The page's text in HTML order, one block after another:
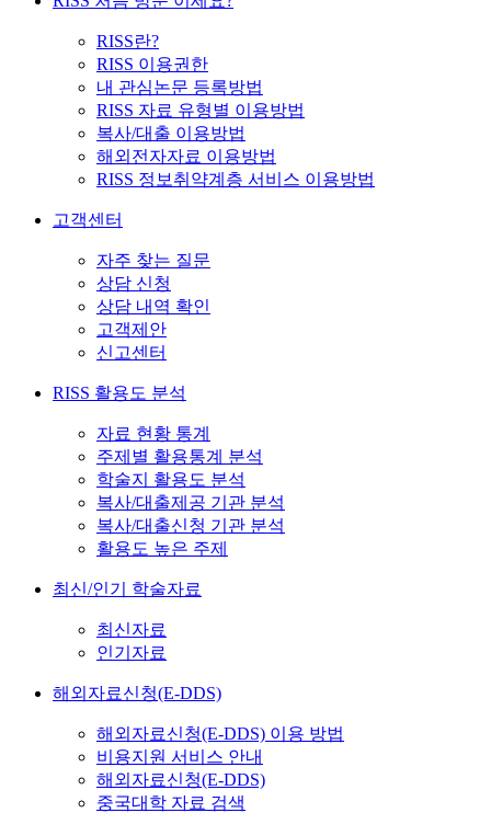
RISS란?
RISS 이용권한
내 관심논문 등록방법
RISS 자료 유형별 이용방법
복사/대출 이용방법
해외전자자료 이용방법
RISS 정보취약계층 서비스 이용방법
고객센터
자주 찾는 질문
상담 신청
상담 내역 확인
고객제안
신고센터
RISS 활용도 분석
자료 현황 통계
주제별 활용통계 분석
학술지 활용도 분석
복사/대출제공 기관 분석
복사/대출신청 기관 분석
활용도 높은 주제
최신/인기 학술자료
최신자료
인기자료
해외자료신청(E-DDS)
해외자료신청(E-DDS) 이용 방법
비용지원 서비스 안내
해외자료신청(E-DDS)
중국대학 자료 검색